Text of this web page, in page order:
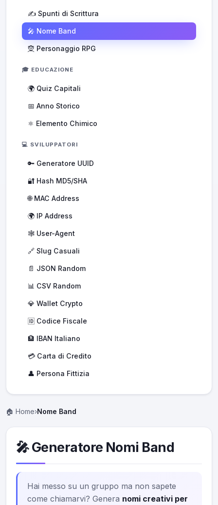
✍️ Spunti di Scrittura
🎤 Nome Band
🧝 Personaggio RPG
🎓 EDUCAZIONE
🌍 Quiz Capitali
📅 Anno Storico
⚛️ Elemento Chimico
💻 SVILUPPATORI
🔑 Generatore UUID
🔐 Hash MD5/SHA
🌐 MAC Address
🌍 IP Address
🕸️ User-Agent
🔗 Slug Casuali
📄 JSON Random
📊 CSV Random
💎 Wallet Crypto
🆔 Codice Fiscale
🏦 IBAN Italiano
💳 Carta di Credito
👤 Persona Fittizia
🏠 Home›Nome Band
🎤 Generatore Nomi Band
Hai messo su un gruppo ma non sapete
come chiamarvi? Genera nomi creativi per